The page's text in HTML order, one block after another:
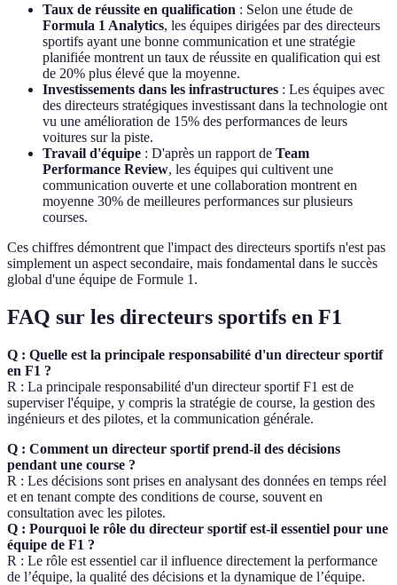
Taux de réussite en qualification : Selon une étude de
Formula 1 Analytics, les équipes dirigées par des directeurs
sportifs ayant une bonne communication et une stratégie
planifiée montrent un taux de réussite en qualification qui est
de 20% plus élevé que la moyenne.
Investissements dans les infrastructures : Les équipes avec
des directeurs stratégiques investissant dans la technologie ont
vu une amélioration de 15% des performances de leurs
voitures sur la piste.
Travail d'équipe : D'après un rapport de Team
Performance Review, les équipes qui cultivent une
communication ouverte et une collaboration montrent en
moyenne 30% de meilleures performances sur plusieurs
courses.
Ces chiffres démontrent que l'impact des directeurs sportifs n'est pas
simplement un aspect secondaire, mais fondamental dans le succès
global d'une équipe de Formule 1.
FAQ sur les directeurs sportifs en F1
Q : Quelle est la principale responsabilité d'un directeur sportif
en F1 ?
R : La principale responsabilité d'un directeur sportif F1 est de
superviser l'équipe, y compris la stratégie de course, la gestion des
ingénieurs et des pilotes, et la communication générale.
Q : Comment un directeur sportif prend-il des décisions
pendant une course ?
R : Les décisions sont prises en analysant des données en temps réel
et en tenant compte des conditions de course, souvent en
consultation avec les pilotes.
Q : Pourquoi le rôle du directeur sportif est-il essentiel pour une
équipe de F1 ?
R : Le rôle est essentiel car il influence directement la performance
de l’équipe, la qualité des décisions et la dynamique de l’équipe.